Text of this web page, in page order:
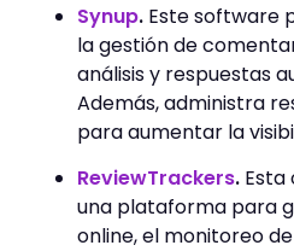
Synup. Este software
la gestión de
análisis y respuestas
Además, administra
para aumentar la
ReviewTrackers.
una plataforma para
online, el monitoreo